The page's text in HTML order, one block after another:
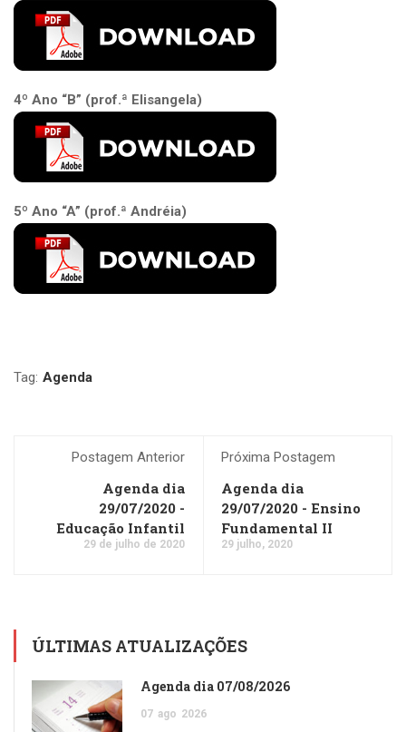
4º Ano “B” (prof.ª Elisangela)
5º Ano “A” (prof.ª Andréia)
Tag: Agenda
Postagem Anterior
Agenda dia
29/07/2020 -
Educação Infantil
29 de julho de 2020
Próxima Postagem
Agenda dia
29/07/2020 - Ensino
Fundamental II
29 julho, 2020
ÚLTIMAS ATUALIZAÇÕES
Agenda dia 07/08/2026
07 ago 2026